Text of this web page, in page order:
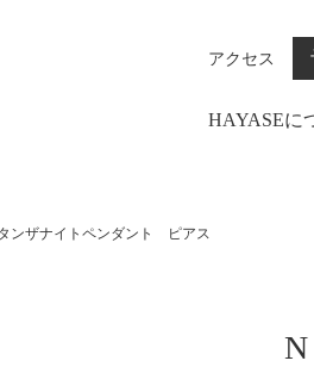
アクセス
HAYASEに
ンザナイトペンダント ピアス